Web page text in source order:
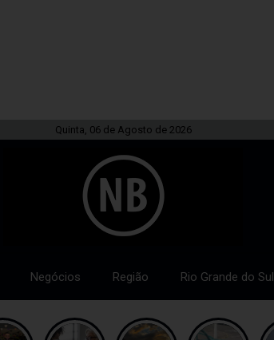
Quinta, 06 de Agosto de 2026
Negócios Região Rio Grande do Sul